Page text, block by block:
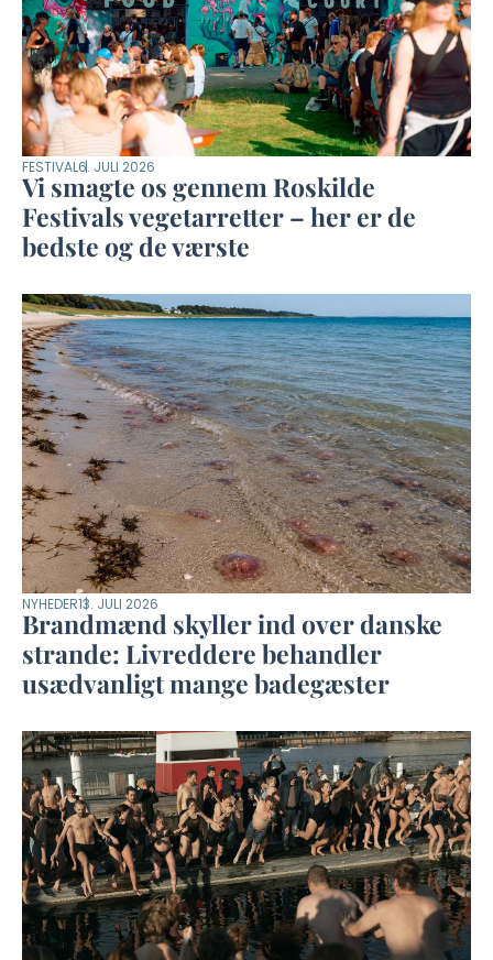
FESTIVAL6. JULI 2026
Vi smagte os gennem Roskilde
Festivals vegetarretter – her er de
bedste og de værste
NYHEDER13. JULI 2026
Brandmænd skyller ind over danske
strande: Livreddere behandler
usædvanligt mange badegæster